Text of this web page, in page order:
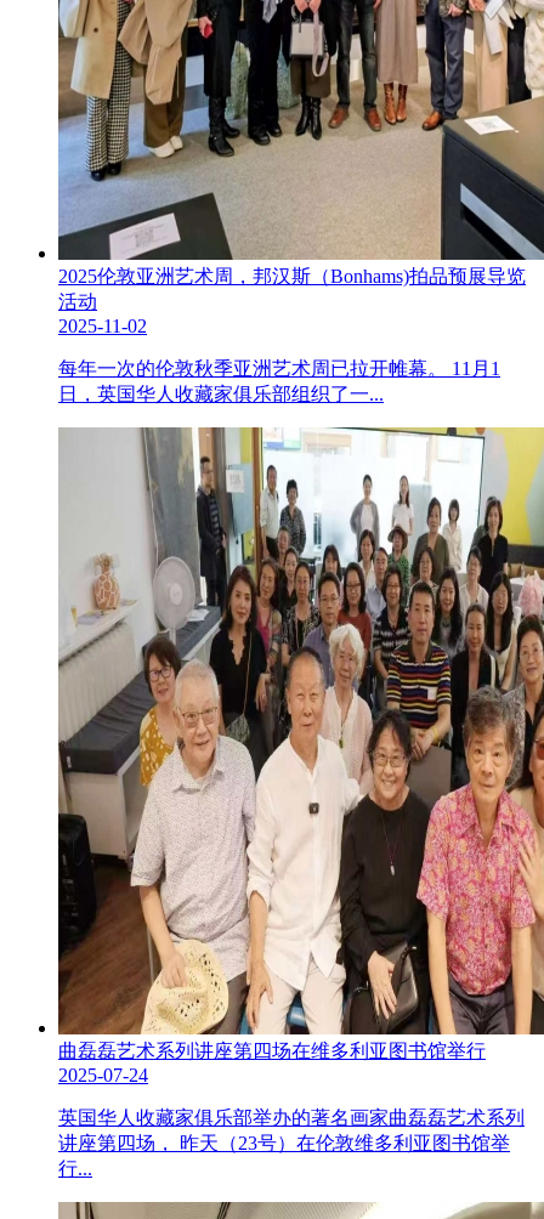
2025伦敦亚洲艺术周，邦汉斯（Bonhams)拍品预展导览
活动
2025-11-02
每年一次的伦敦秋季亚洲艺术周已拉开帷幕。 11月1
日，英国华人收藏家俱乐部组织了一...
曲磊磊艺术系列讲座第四场在维多利亚图书馆举行
2025-07-24
英国华人收藏家俱乐部举办的著名画家曲磊磊艺术系列
讲座第四场， 昨天（23号）在伦敦维多利亚图书馆举
行...